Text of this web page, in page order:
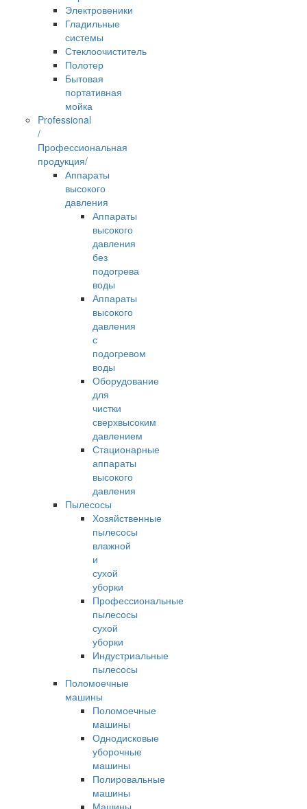
Электровеники
Гладильные
системы
Стеклоочиститель
Полотер
Бытовая
портативная
мойка
Professional
/
Профессиональная
продукция/
Аппараты
высокого
давления
Аппараты
высокого
давления
без
подогрева
воды
Аппараты
высокого
давления
с
подогревом
воды
Оборудование
для
чистки
сверхвысоким
давлением
Стационарные
аппараты
высокого
давления
Пылесосы
Хозяйственные
пылесосы
влажной
и
сухой
уборки
Профессиональные
пылесосы
сухой
уборки
Индустриальные
пылесосы
Поломоечные
машины
Поломоечные
машины
Однодисковые
уборочные
машины
Полировальные
машины